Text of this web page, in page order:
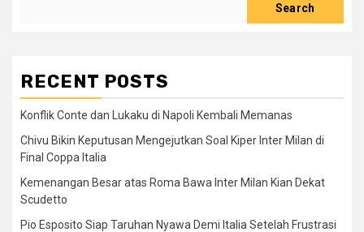
Search
RECENT POSTS
Konflik Conte dan Lukaku di Napoli Kembali Memanas
Chivu Bikin Keputusan Mengejutkan Soal Kiper Inter Milan di
Final Coppa Italia
Kemenangan Besar atas Roma Bawa Inter Milan Kian Dekat
Scudetto
Pio Esposito Siap Taruhan Nyawa Demi Italia Setelah Frustrasi